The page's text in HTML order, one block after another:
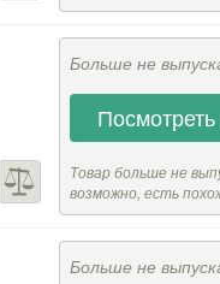
Больше не
Товар больше не
возможно, есть
Больше не